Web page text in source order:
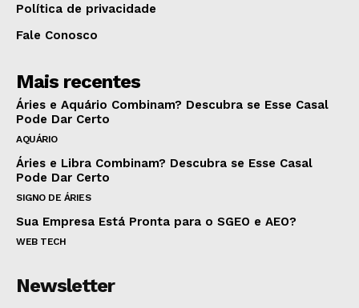
Política de privacidade
Fale Conosco
Mais recentes
Áries e Aquário Combinam? Descubra se Esse Casal
Pode Dar Certo
AQUÁRIO
Áries e Libra Combinam? Descubra se Esse Casal
Pode Dar Certo
SIGNO DE ÁRIES
Sua Empresa Está Pronta para o SGEO e AEO?
WEB TECH
Newsletter